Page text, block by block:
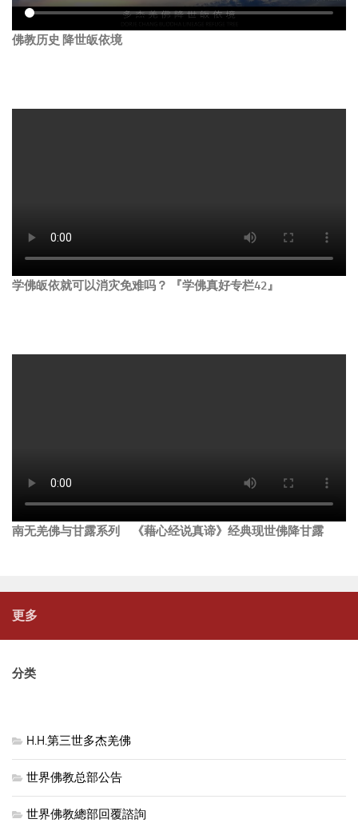
佛教历史 降世皈依境
学佛皈依就可以消灾免难吗？ 『学佛真好专栏42』
南无羌佛与甘露系列 《藉心经说真谛》经典现世佛降甘露
更多
分类
H.H.第三世多杰羌佛
世界佛教总部公告
世界佛教總部回覆諮詢